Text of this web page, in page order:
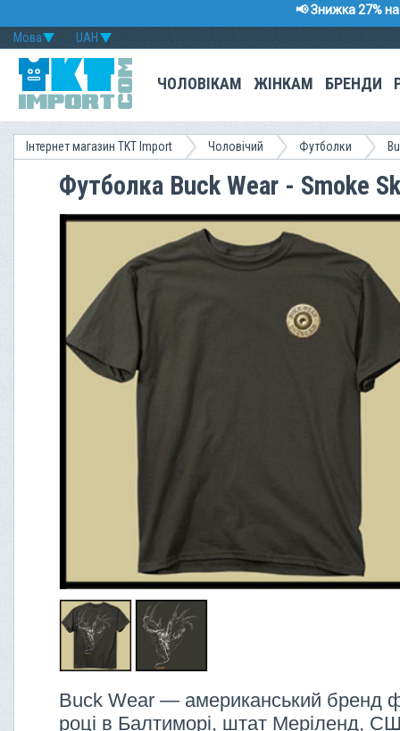
📢 Знижка 27%
UAH
Мова
ЧОЛОВІКАМ ЖІНКАМ БРЕНДИ
Інтернет магазин TKT Import Чоловічий Футболки
Футболка Buck Wear - Smoke
Buck Wear — американський бренд
році в Балтиморі, штат Меріленд,